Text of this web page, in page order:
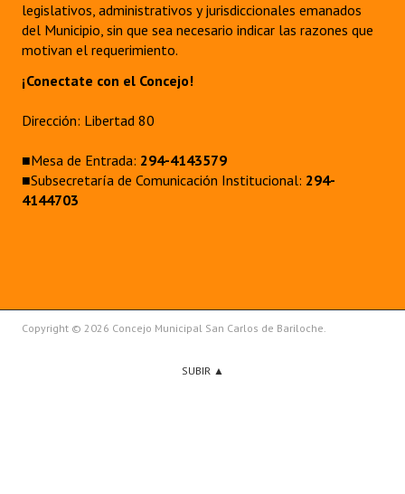
legislativos, administrativos y jurisdiccionales emanados
del Municipio, sin que sea necesario indicar las razones que
motivan el requerimiento.
¡Conectate con el Concejo!
Dirección: Libertad 80
■Mesa de Entrada: 294-4143579
■Subsecretaría de Comunicación Institucional: 294-
4144703
Copyright © 2026 Concejo Municipal San Carlos de Bariloche.
SUBIR ▲